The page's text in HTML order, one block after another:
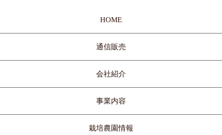
HOME
通信販売
会社紹介
事業内容
栽培農園情報